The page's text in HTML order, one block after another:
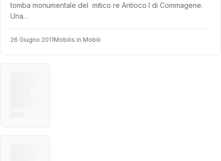
tomba monumentale del mitico re Antioco I di Commagene.
Una…
26 Giugno 2011Mobilis in Mobili